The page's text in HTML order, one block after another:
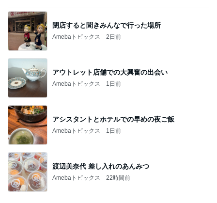
閉店すると聞きみんなで行った場所
Amebaトピックス 2日前
アウトレット店舗での大興奮の出会い
Amebaトピックス 1日前
アシスタントとホテルでの早めの夜ご飯
Amebaトピックス 1日前
渡辺美奈代 差し入れのあんみつ
Amebaトピックス 22時間前